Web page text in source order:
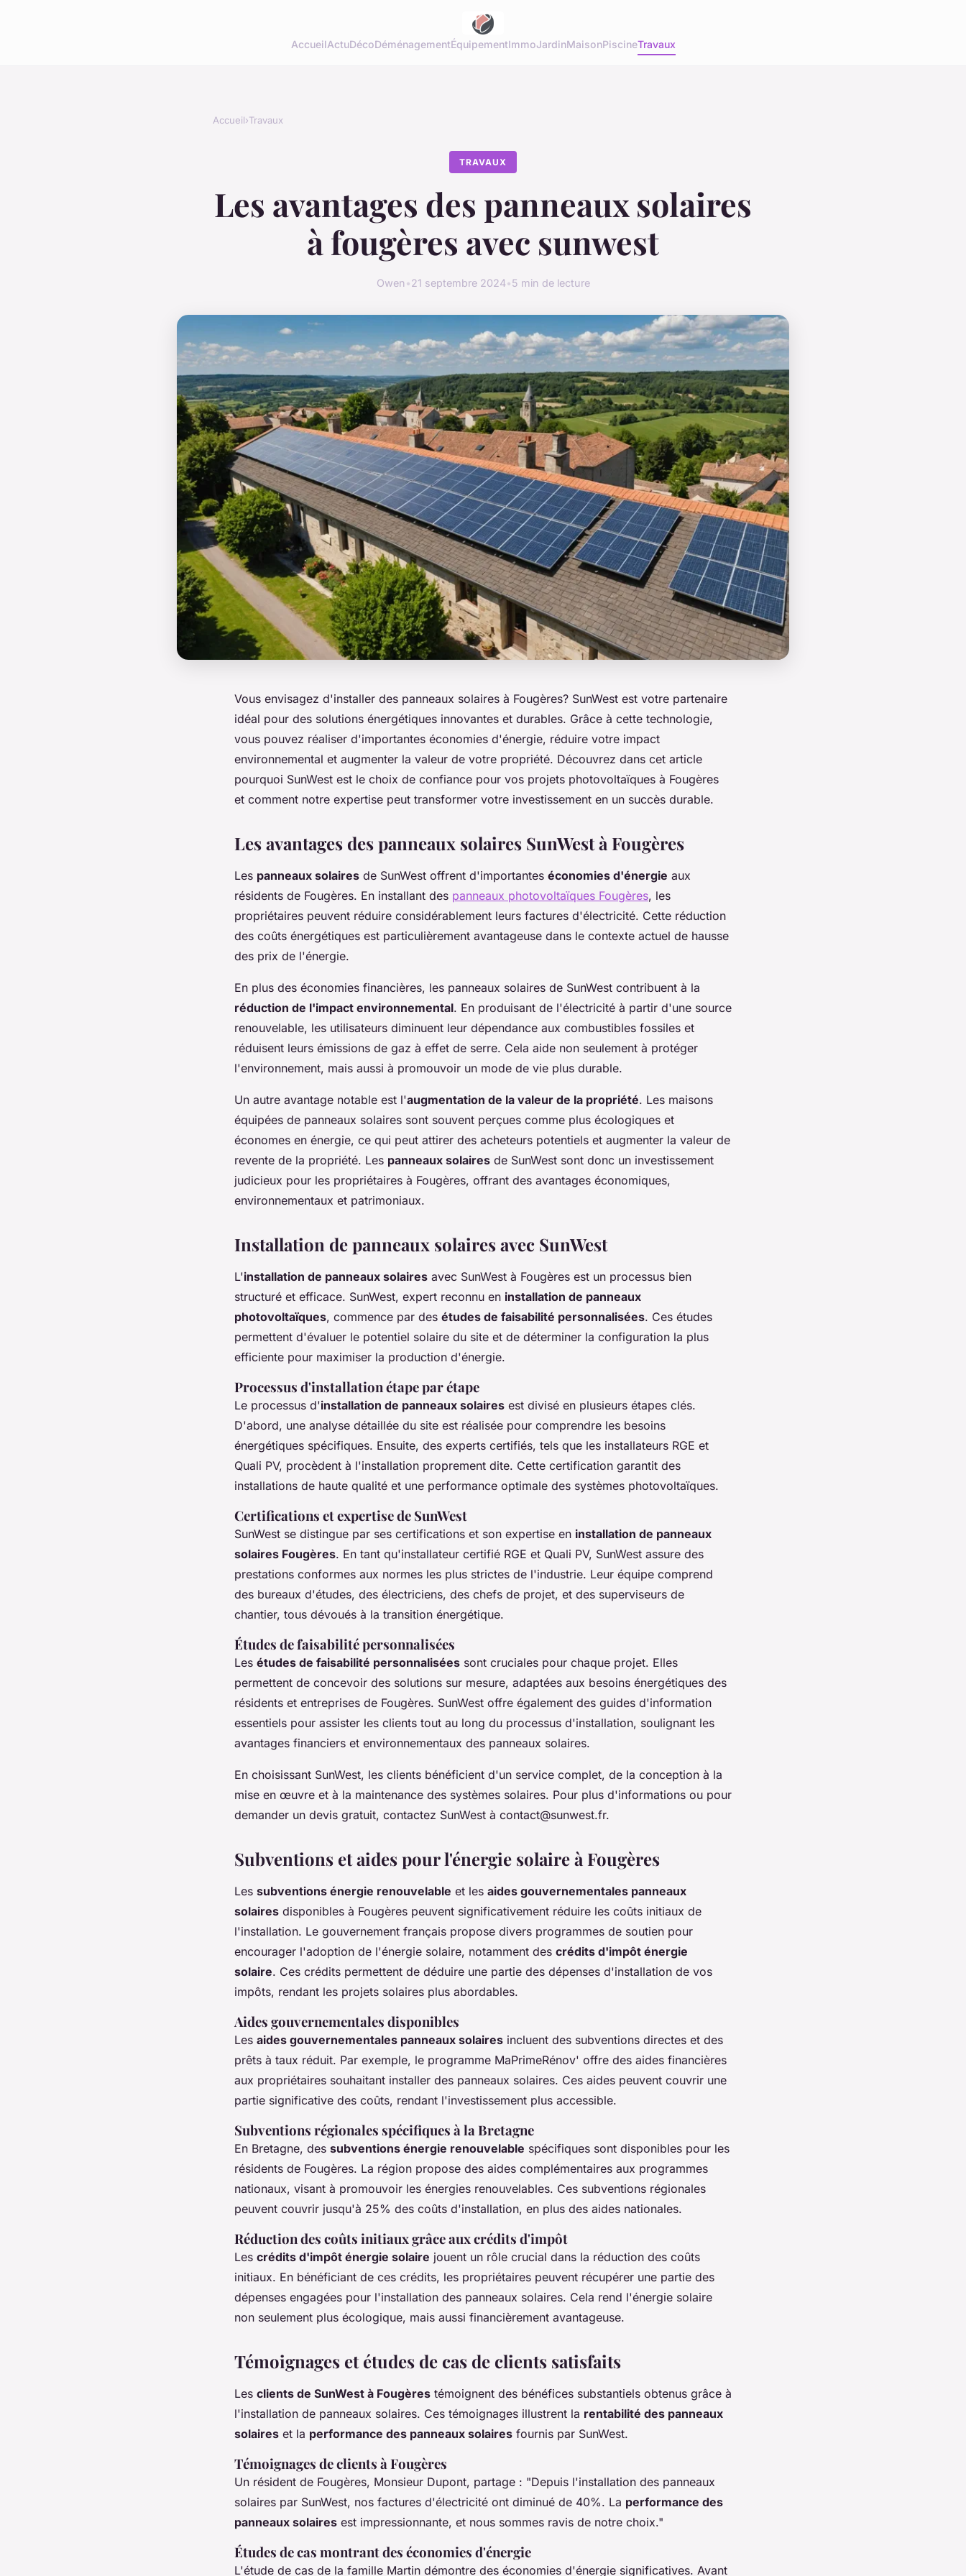
AccueilActuDécoDéménagementÉquipementImmoJardinMaisonPiscineTravaux
Accueil›Travaux
TRAVAUX
Les avantages des panneaux solaires
à fougères avec sunwest
Owen•21 septembre 2024•5 min de lecture
Vous envisagez d'installer des panneaux solaires à Fougères? SunWest est votre partenaire
idéal pour des solutions énergétiques innovantes et durables. Grâce à cette technologie,
vous pouvez réaliser d'importantes économies d'énergie, réduire votre impact
environnemental et augmenter la valeur de votre propriété. Découvrez dans cet article
pourquoi SunWest est le choix de confiance pour vos projets photovoltaïques à Fougères
et comment notre expertise peut transformer votre investissement en un succès durable.
Les avantages des panneaux solaires SunWest à Fougères
Les panneaux solaires de SunWest offrent d'importantes économies d'énergie aux
résidents de Fougères. En installant des panneaux photovoltaïques Fougères, les
propriétaires peuvent réduire considérablement leurs factures d'électricité. Cette réduction
des coûts énergétiques est particulièrement avantageuse dans le contexte actuel de hausse
des prix de l'énergie.
En plus des économies financières, les panneaux solaires de SunWest contribuent à la
réduction de l'impact environnemental. En produisant de l'électricité à partir d'une source
renouvelable, les utilisateurs diminuent leur dépendance aux combustibles fossiles et
réduisent leurs émissions de gaz à effet de serre. Cela aide non seulement à protéger
l'environnement, mais aussi à promouvoir un mode de vie plus durable.
Un autre avantage notable est l'augmentation de la valeur de la propriété. Les maisons
équipées de panneaux solaires sont souvent perçues comme plus écologiques et
économes en énergie, ce qui peut attirer des acheteurs potentiels et augmenter la valeur de
revente de la propriété. Les panneaux solaires de SunWest sont donc un investissement
judicieux pour les propriétaires à Fougères, offrant des avantages économiques,
environnementaux et patrimoniaux.
Installation de panneaux solaires avec SunWest
L'installation de panneaux solaires avec SunWest à Fougères est un processus bien
structuré et efficace. SunWest, expert reconnu en installation de panneaux
photovoltaïques, commence par des études de faisabilité personnalisées. Ces études
permettent d'évaluer le potentiel solaire du site et de déterminer la configuration la plus
efficiente pour maximiser la production d'énergie.
Processus d'installation étape par étape
Le processus d'installation de panneaux solaires est divisé en plusieurs étapes clés.
D'abord, une analyse détaillée du site est réalisée pour comprendre les besoins
énergétiques spécifiques. Ensuite, des experts certifiés, tels que les installateurs RGE et
Quali PV, procèdent à l'installation proprement dite. Cette certification garantit des
installations de haute qualité et une performance optimale des systèmes photovoltaïques.
Certifications et expertise de SunWest
SunWest se distingue par ses certifications et son expertise en installation de panneaux
solaires Fougères. En tant qu'installateur certifié RGE et Quali PV, SunWest assure des
prestations conformes aux normes les plus strictes de l'industrie. Leur équipe comprend
des bureaux d'études, des électriciens, des chefs de projet, et des superviseurs de
chantier, tous dévoués à la transition énergétique.
Études de faisabilité personnalisées
Les études de faisabilité personnalisées sont cruciales pour chaque projet. Elles
permettent de concevoir des solutions sur mesure, adaptées aux besoins énergétiques des
résidents et entreprises de Fougères. SunWest offre également des guides d'information
essentiels pour assister les clients tout au long du processus d'installation, soulignant les
avantages financiers et environnementaux des panneaux solaires.
En choisissant SunWest, les clients bénéficient d'un service complet, de la conception à la
mise en œuvre et à la maintenance des systèmes solaires. Pour plus d'informations ou pour
demander un devis gratuit, contactez SunWest à contact@sunwest.fr.
Subventions et aides pour l'énergie solaire à Fougères
Les subventions énergie renouvelable et les aides gouvernementales panneaux
solaires disponibles à Fougères peuvent significativement réduire les coûts initiaux de
l'installation. Le gouvernement français propose divers programmes de soutien pour
encourager l'adoption de l'énergie solaire, notamment des crédits d'impôt énergie
solaire. Ces crédits permettent de déduire une partie des dépenses d'installation de vos
impôts, rendant les projets solaires plus abordables.
Aides gouvernementales disponibles
Les aides gouvernementales panneaux solaires incluent des subventions directes et des
prêts à taux réduit. Par exemple, le programme MaPrimeRénov' offre des aides financières
aux propriétaires souhaitant installer des panneaux solaires. Ces aides peuvent couvrir une
partie significative des coûts, rendant l'investissement plus accessible.
Subventions régionales spécifiques à la Bretagne
En Bretagne, des subventions énergie renouvelable spécifiques sont disponibles pour les
résidents de Fougères. La région propose des aides complémentaires aux programmes
nationaux, visant à promouvoir les énergies renouvelables. Ces subventions régionales
peuvent couvrir jusqu'à 25% des coûts d'installation, en plus des aides nationales.
Réduction des coûts initiaux grâce aux crédits d'impôt
Les crédits d'impôt énergie solaire jouent un rôle crucial dans la réduction des coûts
initiaux. En bénéficiant de ces crédits, les propriétaires peuvent récupérer une partie des
dépenses engagées pour l'installation des panneaux solaires. Cela rend l'énergie solaire
non seulement plus écologique, mais aussi financièrement avantageuse.
Témoignages et études de cas de clients satisfaits
Les clients de SunWest à Fougères témoignent des bénéfices substantiels obtenus grâce à
l'installation de panneaux solaires. Ces témoignages illustrent la rentabilité des panneaux
solaires et la performance des panneaux solaires fournis par SunWest.
Témoignages de clients à Fougères
Un résident de Fougères, Monsieur Dupont, partage : "Depuis l'installation des panneaux
solaires par SunWest, nos factures d'électricité ont diminué de 40%. La performance des
panneaux solaires est impressionnante, et nous sommes ravis de notre choix."
Études de cas montrant des économies d'énergie
L'étude de cas de la famille Martin démontre des économies d'énergie significatives. Avant